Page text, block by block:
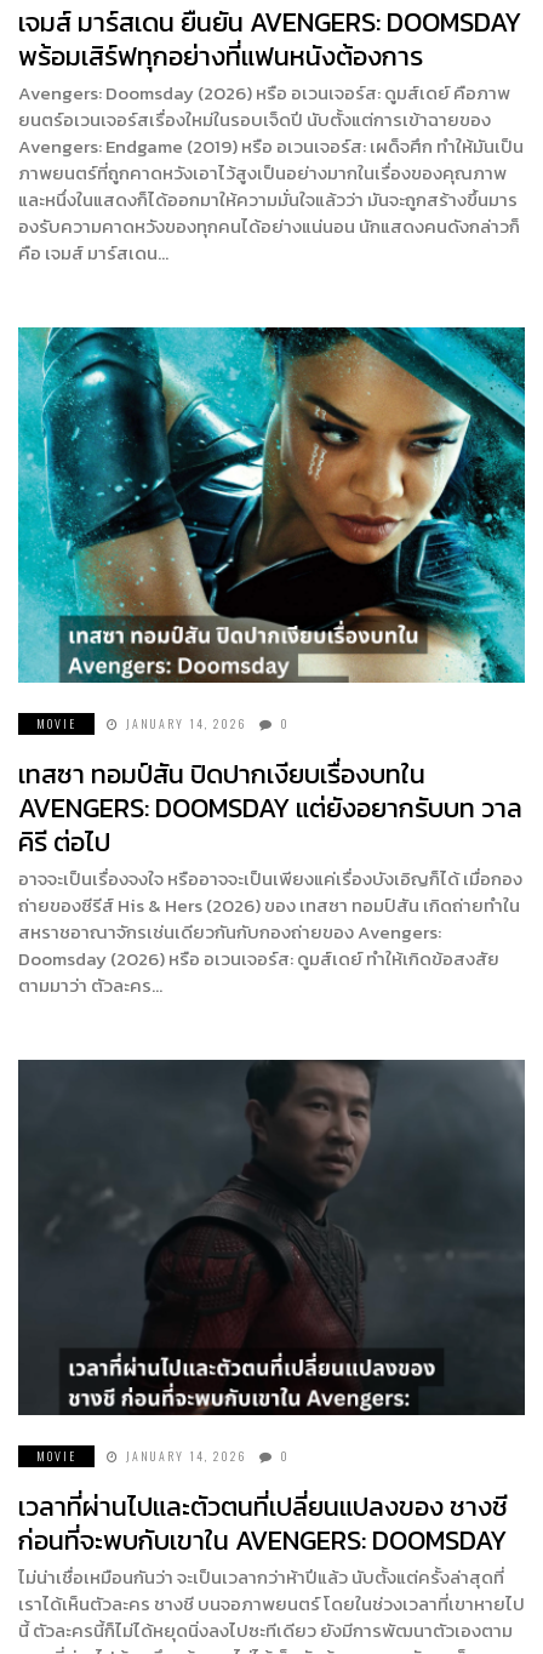
เจมส์ มาร์สเดน ยืนยัน AVENGERS: DOOMSDAY
พร้อมเสิร์ฟทุกอย่างที่แฟนหนังต้องการ
Avengers: Doomsday (2026) หรือ อเวนเจอร์ส: ดูมส์เดย์ คือภาพ
ยนตร์อเวนเจอร์สเรื่องใหม่ในรอบเจ็ดปี นับตั้งแต่การเข้าฉายของ
Avengers: Endgame (2019) หรือ อเวนเจอร์ส: เผด็จศึก ทำให้มันเป็น
ภาพยนตร์ที่ถูกคาดหวังเอาไว้สูงเป็นอย่างมากในเรื่องของคุณภาพ
และหนึ่งในแสดงก็ได้ออกมาให้ความมั่นใจแล้วว่า มันจะถูกสร้างขึ้นมาร
องรับความคาดหวังของทุกคนได้อย่างแน่นอน นักแสดงคนดังกล่าวก็
คือ เจมส์ มาร์สเดน…
MOVIE JANUARY 14, 2026 0
เทสซา ทอมป์สัน ปิดปากเงียบเรื่องบทใน
AVENGERS: DOOMSDAY แต่ยังอยากรับบท วาล
คิรี ต่อไป
อาจจะเป็นเรื่องจงใจ หรืออาจจะเป็นเพียงแค่เรื่องบังเอิญก็ได้ เมื่อกอง
ถ่ายของซีรีส์ His & Hers (2026) ของ เทสซา ทอมป์สัน เกิดถ่ายทำใน
สหราชอาณาจักรเช่นเดียวกันกับกองถ่ายของ Avengers:
Doomsday (2026) หรือ อเวนเจอร์ส: ดูมส์เดย์ ทำให้เกิดข้อสงสัย
ตามมาว่า ตัวละคร…
MOVIE JANUARY 14, 2026 0
เวลาที่ผ่านไปและตัวตนที่เปลี่ยนแปลงของ ชางชี
ก่อนที่จะพบกับเขาใน AVENGERS: DOOMSDAY
ไม่น่าเชื่อเหมือนกันว่า จะเป็นเวลากว่าห้าปีแล้ว นับตั้งแต่ครั้งล่าสุดที่
เราได้เห็นตัวละคร ชางชี บนจอภาพยนตร์ โดยในช่วงเวลาที่เขาหายไป
นี้ ตัวละครนี้ก็ไม่ได้หยุดนิ่งลงไปซะทีเดียว ยังมีการพัฒนาตัวเองตาม